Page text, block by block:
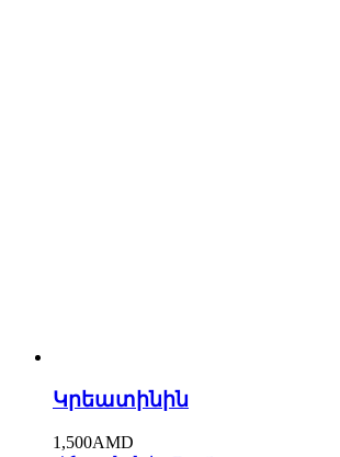
Կրեատինին
1,500AMD